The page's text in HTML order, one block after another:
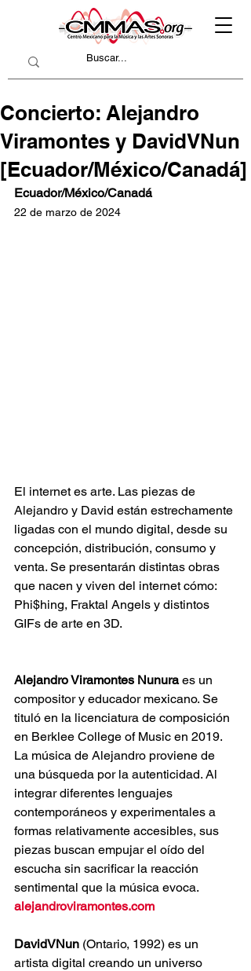
Concierto: Alejandro
Viramontes y DavidVNun
[Ecuador/México/Canadá]
Ecuador/México/Canadá
22 de marzo de 2024
El internet es arte. Las piezas de
Alejandro y David están estrechamente
ligadas con el mundo digital, desde su
concepción, distribución, consumo y
venta. Se presentarán distintas obras
que nacen y viven del internet cómo:
Phi$hing, Fraktal Angels y distintos
GIFs de arte en 3D.
Alejandro Viramontes Nunura es un
compositor y educador mexicano. Se
tituló en la licenciatura de composición
en Berklee College of Music en 2019.
La música de Alejandro proviene de
una búsqueda por la autenticidad. Al
integrar diferentes lenguajes
contemporáneos y experimentales a
formas relativamente accesibles, sus
piezas buscan empujar el oído del
escucha sin sacrificar la reacción
sentimental que la música evoca.
alejandroviramontes.com
DavidVNun (Ontario, 1992) es un
artista digital creando un universo